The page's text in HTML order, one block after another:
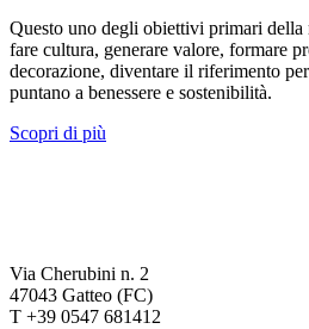
Questo uno degli obiettivi primari della
fare cultura, generare valore, formare
decorazione, diventare il riferimento
puntano a benessere e sostenibilità.
Scopri di più
Via Cherubini n. 2
47043 Gatteo (FC)
T +39 0547 681412